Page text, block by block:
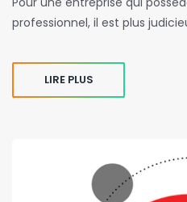
professionnel, il est plus
LIRE PLUS